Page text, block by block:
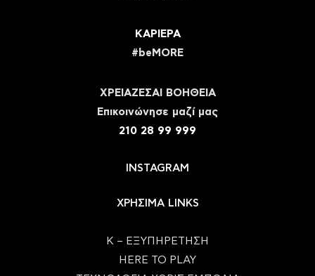
ΚΑΡΙΕΡΑ
#beMORE
ΧΡΕΙΑΖΕΣΑΙ ΒΟΗΘΕΙΑ
Eπικοινώνησε μαζί μας
210 28 99 999
INSTAGRAM
ΧΡΗΣΙΜΑ LINKS
Κ – ΕΞΥΠΗΡΕΤΗΣΗ
HERE TO PLAY